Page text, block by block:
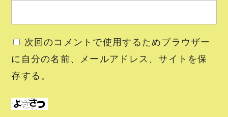
次回のコメントで使用するためブラウザー
に自分の名前、メールアドレス、サイトを保
存する。